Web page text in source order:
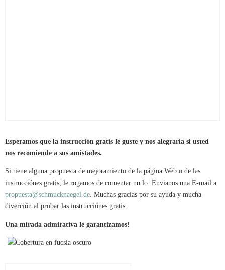
Esperamos que la instrucción gratis le guste y nos alegraria si usted
nos recomiende a sus amistades.
Si tiene alguna propuesta de mejoramiento de la página Web o de las
instrucciónes gratis, le rogamos de comentar no lo. Envianos una E-mail a
propuesta@schmucknaegel.de. Muchas gracias por su ayuda y mucha
diverción al probar las instrucciónes gratis.
Una mirada admirativa le garantizamos!